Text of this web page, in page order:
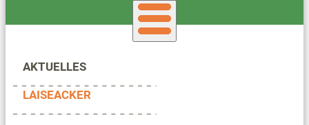
AKTUELLES
LAISEACKER